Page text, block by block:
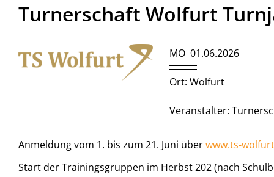
Turnerschaft Wolfurt
MO 01.06.2026
Ort: Wolfurt
Veranstalter:
Anmeldung vom 1. bis zum 21. Juni überwww.ts-
Start der Trainingsgruppen im Herbst 202 (nach